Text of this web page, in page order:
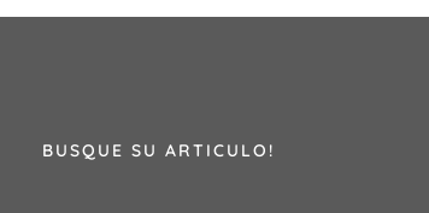
BUSQUE SU ARTICULO!